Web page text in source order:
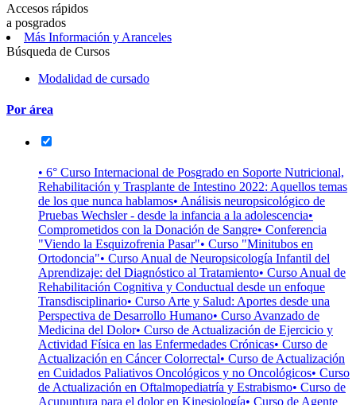
Accesos rápidos
a posgrados
Más Información y Aranceles
Búsqueda de Cursos
Modalidad de cursado
Por área
• 6° Curso Internacional de Posgrado en Soporte Nutricional,
Rehabilitación y Trasplante de Intestino 2022: Aquellos temas
de los que nunca hablamos• Análisis neuropsicológico de
Pruebas Wechsler - desde la infancia a la adolescencia•
Comprometidos con la Donación de Sangre• Conferencia
"Viendo la Esquizofrenia Pasar"• Curso "Minitubos en
Ortodoncia"• Curso Anual de Neuropsicología Infantil del
Aprendizaje: del Diagnóstico al Tratamiento• Curso Anual de
Rehabilitación Cognitiva y Conductual desde un enfoque
Transdisciplinario• Curso Arte y Salud: Aportes desde una
Perspectiva de Desarrollo Humano• Curso Avanzado de
Medicina del Dolor• Curso de Actualización de Ejercicio y
Actividad Física en las Enfermedades Crónicas• Curso de
Actualización en Cáncer Colorrectal• Curso de Actualización
en Cuidados Paliativos Oncológicos y no Oncológicos• Curso
de Actualización en Oftalmopediatría y Estrabismo• Curso de
Acupuntura para el dolor en Kinesiología• Curso de Agente